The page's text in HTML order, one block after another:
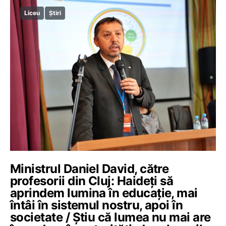
Liceu Știri
Ministrul Daniel David, către
profesorii din Cluj: Haideți să
aprindem lumina în educație, mai
întâi în sistemul nostru, apoi în
societate / Știu că lumea nu mai are